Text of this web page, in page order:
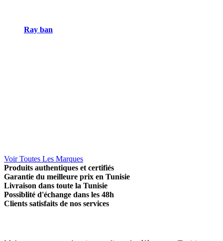
Ray ban
Voir Toutes Les Marques
Produits authentiques et certifiés
Garantie du meilleure prix en Tunisie
Livraison dans toute la Tunisie
Possiblité d'échange dans les 48h
Clients satisfaits de nos services